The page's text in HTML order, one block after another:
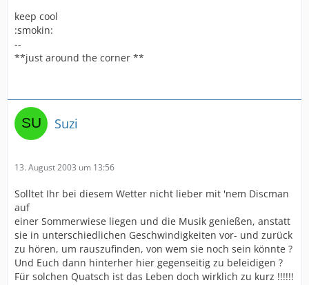
keep cool
:smokin:
--
**just around the corner **
Suzi
13. August 2003 um 13:56
Solltet Ihr bei diesem Wetter nicht lieber mit 'nem Discman
auf
einer Sommerwiese liegen und die Musik genießen, anstatt
sie in unterschiedlichen Geschwindigkeiten vor- und zurück
zu hören, um rauszufinden, von wem sie noch sein könnte ?
Und Euch dann hinterher hier gegenseitig zu beleidigen ?
Für solchen Quatsch ist das Leben doch wirklich zu kurz !!!!!!